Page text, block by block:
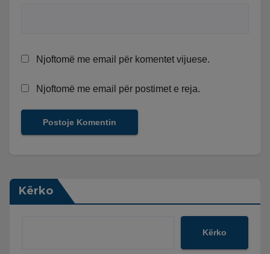
Njoftomë me email për komentet vijuese.
Njoftomë me email për postimet e reja.
Kërko
Kërko